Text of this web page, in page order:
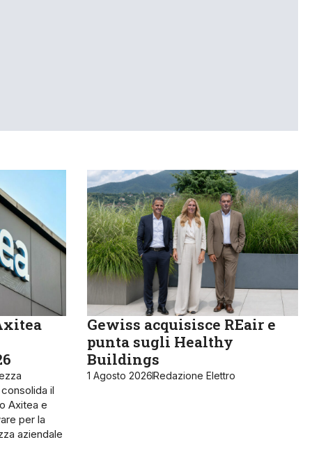
il
Axitea e
per la
aziendale
Gewiss acquisisce REair e
punta sugli Healthy
Buildings
1 Agosto 2026Redazione Elettro